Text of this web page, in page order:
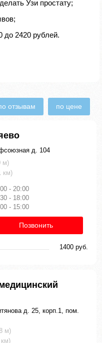
Узи простату;
до 2420 рублей.
отзывам по цене
д. 104
м)
км)
- 20:00
- 18:00
- 15:00
Позвонить
1400 руб.
д. 25, корп.1, пом.
м)
км)